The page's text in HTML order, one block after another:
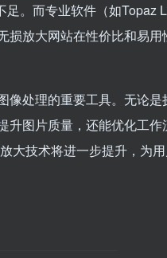
。而专业软件（如Topaz
放大网站在性价比和易用
像处理的重要工具。无论
升图片质量，还能优化工
大技术将进一步提升，为